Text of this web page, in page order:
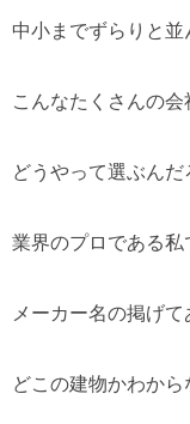
中小までずらりと並
こんなたくさんの
どうやって選ぶんだ
業界のプロである私
メーカー名の掲げ
どこの建物かわから